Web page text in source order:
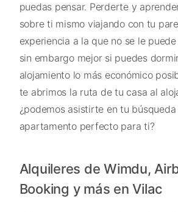
puedas pensar. Perderte y
sobre ti mismo viajando con tu
experiencia a la que no se le
sin embargo mejor si puedes
alojamiento lo más económico
te abrimos la ruta de tu casa al
¿podemos asistirte en tu
apartamento perfecto para ti?
Alquileres de Wimdu,
Booking y más en Vilac